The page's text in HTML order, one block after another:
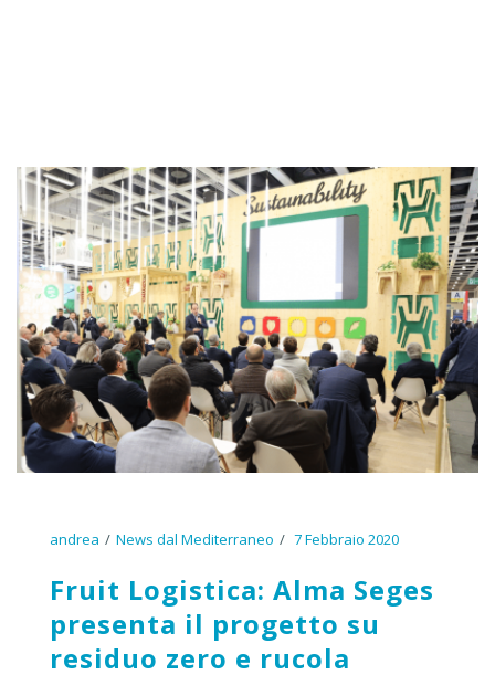
andrea News dal Mediterraneo 7 Febbraio 2020
Fruit Logistica: Alma Seges
presenta il progetto su
residuo zero e rucola